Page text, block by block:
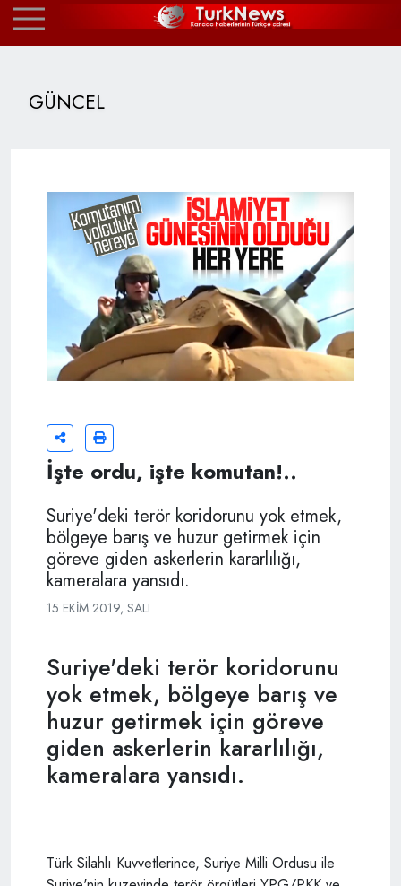
GÜNCEL
İşte ordu, işte komutan!..
Suriye'deki terör koridorunu yok etmek,
bölgeye barış ve huzur getirmek için
göreve giden askerlerin kararlılığı,
kameralara yansıdı.
15 EKIM 2019, SALI
Suriye'deki terör koridorunu
yok etmek, bölgeye barış ve
huzur getirmek için göreve
giden askerlerin kararlılığı,
kameralara yansıdı.
Türk Silahlı Kuvvetlerince, Suriye Milli Ordusu ile